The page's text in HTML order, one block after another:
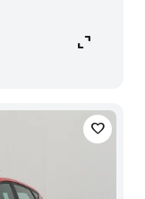
expand_content
favorite